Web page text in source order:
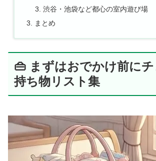
渋谷・池袋など都心の室内遊び場
まとめ
👜 まずはおでかけ前にチ
持ち物リスト集